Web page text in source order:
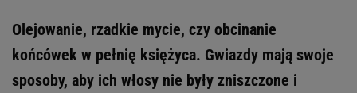
Olejowanie, rzadkie mycie, czy obcinanie
końcówek w pełnię księżyca. Gwiazdy mają swoje
sposoby, aby ich włosy nie były zniszczone i